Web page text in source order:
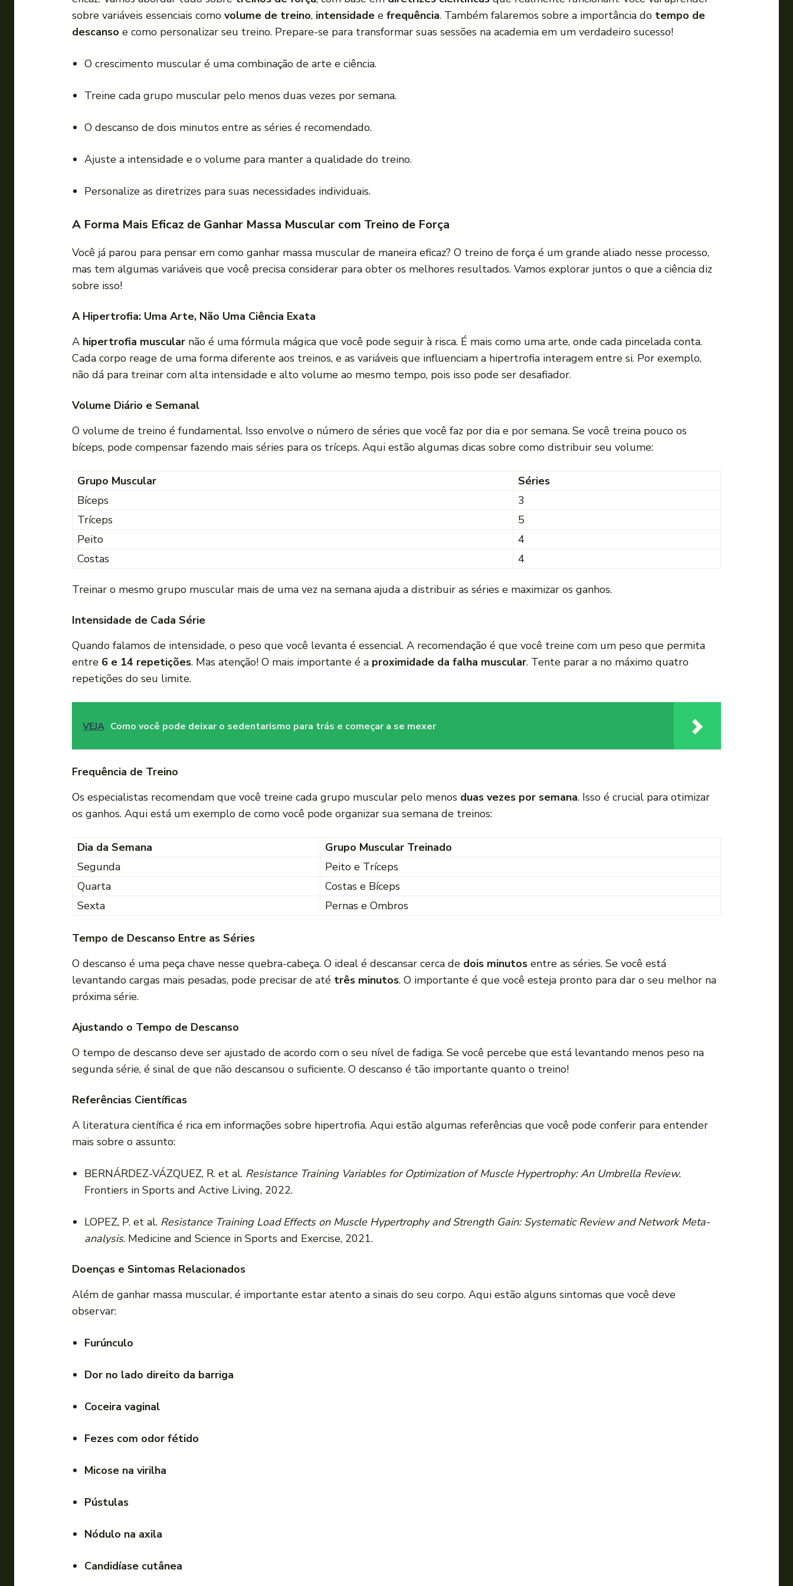
d
e
u
i
o
u
a
b
p
u
d
m
u
o
sobre variáveis essenciais como volume de treino, intensidade e frequência. Também falaremos sobre a importância do tempo de
descanso e como personalizar seu treino. Prepare-se para transformar suas sessões na academia em um verdadeiro sucesso!
O crescimento muscular é uma combinação de arte e ciência.
Treine cada grupo muscular pelo menos duas vezes por semana.
O descanso de dois minutos entre as séries é recomendado.
Ajuste a intensidade e o volume para manter a qualidade do treino.
Personalize as diretrizes para suas necessidades individuais.
A Forma Mais Eficaz de Ganhar Massa Muscular com Treino de Força
Você já parou para pensar em como ganhar massa muscular de maneira eficaz? O treino de força é um grande aliado nesse processo,
mas tem algumas variáveis que você precisa considerar para obter os melhores resultados. Vamos explorar juntos o que a ciência diz
sobre isso!
A Hipertrofia: Uma Arte, Não Uma Ciência Exata
A hipertrofia muscular não é uma fórmula mágica que você pode seguir à risca. É mais como uma arte, onde cada pincelada conta.
Cada corpo reage de uma forma diferente aos treinos, e as variáveis que influenciam a hipertrofia interagem entre si. Por exemplo,
não dá para treinar com alta intensidade e alto volume ao mesmo tempo, pois isso pode ser desafiador.
Volume Diário e Semanal
O volume de treino é fundamental. Isso envolve o número de séries que você faz por dia e por semana. Se você treina pouco os
bíceps, pode compensar fazendo mais séries para os tríceps. Aqui estão algumas dicas sobre como distribuir seu volume:
Grupo Muscular
Séries
Bíceps
3
Tríceps
5
Peito
4
Costas
4
Treinar o mesmo grupo muscular mais de uma vez na semana ajuda a distribuir as séries e maximizar os ganhos.
Intensidade de Cada Série
Quando falamos de intensidade, o peso que você levanta é essencial. A recomendação é que você treine com um peso que permita
entre 6 e 14 repetições. Mas atenção! O mais importante é a proximidade da falha muscular. Tente parar a no máximo quatro
repetições do seu limite.
VEJA Como você pode deixar o sedentarismo para trás e começar a se mexer
Frequência de Treino
Os especialistas recomendam que você treine cada grupo muscular pelo menos duas vezes por semana. Isso é crucial para otimizar
os ganhos. Aqui está um exemplo de como você pode organizar sua semana de treinos:
Dia da Semana
Grupo Muscular Treinado
Segunda
Peito e Tríceps
Quarta
Costas e Bíceps
Sexta
Pernas e Ombros
Tempo de Descanso Entre as Séries
O descanso é uma peça chave nesse quebra-cabeça. O ideal é descansar cerca de dois minutos entre as séries. Se você está
levantando cargas mais pesadas, pode precisar de até três minutos. O importante é que você esteja pronto para dar o seu melhor na
próxima série.
Ajustando o Tempo de Descanso
O tempo de descanso deve ser ajustado de acordo com o seu nível de fadiga. Se você percebe que está levantando menos peso na
segunda série, é sinal de que não descansou o suficiente. O descanso é tão importante quanto o treino!
Referências Científicas
A literatura científica é rica em informações sobre hipertrofia. Aqui estão algumas referências que você pode conferir para entender
mais sobre o assunto:
BERNÁRDEZ-VÁZQUEZ, R. et al. Resistance Training Variables for Optimization of Muscle Hypertrophy: An Umbrella Review.
Frontiers in Sports and Active Living, 2022.
LOPEZ, P. et al. Resistance Training Load Effects on Muscle Hypertrophy and Strength Gain: Systematic Review and Network Meta-
analysis. Medicine and Science in Sports and Exercise, 2021.
Doenças e Sintomas Relacionados
Além de ganhar massa muscular, é importante estar atento a sinais do seu corpo. Aqui estão alguns sintomas que você deve
observar:
Furúnculo
Dor no lado direito da barriga
Coceira vaginal
Fezes com odor fétido
Micose na virilha
Pústulas
Nódulo na axila
Candidíase cutânea